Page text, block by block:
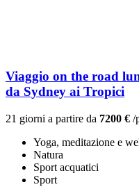
Viaggio on the road
da Sydney ai Tropici
21 giorni a partire da 7200 € /
Yoga, meditazione e
Natura
Sport acquatici
Sport